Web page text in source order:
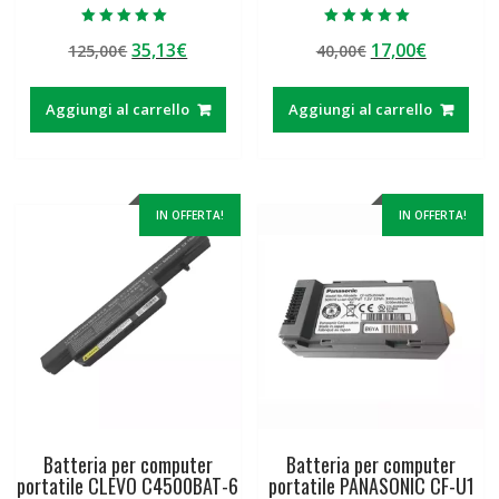
5.00
su 5
125,00€Il
originale
era:
35,13€Il
attuale
è:
Aggiungi al carrello
5.00
su 5
40,00€ Il
originale
era:
17,00€Il
attuale
è:
Aggiungi al carrello
IN OFFERTA!
Batteria per computer
portatile CLEVO C4500BAT-6
IN OFFERTA!
Batteria per computer
portatile PANASONIC CF-U1